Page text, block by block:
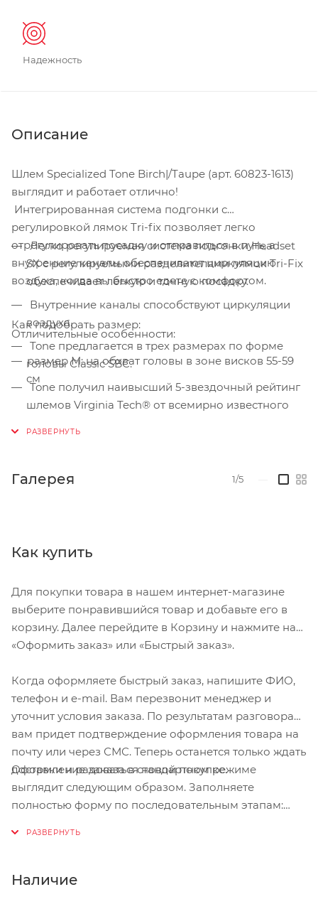
Надежность
Описание
Шлем Specialized Tone Birch|/Taupe (арт. 60823-1613)
выглядит и работает отлично!
Интегрированная система подгонки с
регулировкой лямок Tri-fix позволяет легко
отрегулировать посадку и отправиться в путь, а
внутренние каналы обеспечивают циркуляцию
воздуха, когда вы быстро едете с комфортом.
Отличительные особенности:
Легко регулируемая система подгонки Headset
SX с регулируемыми разделителями лямок Tri-Fix
обеспечивает легкую и точную посадку.
Внутренние каналы способствуют циркуляции
воздуха.
Tone предлагается в трех размерах по форме
головы Classic SBC.
Tone получил наивысший 5-звездочный рейтинг
шлемов Virginia Tech® от всемирно известного
идеальную видимость днем ​​и ночью.
направлениях. Исследования показывают, что это
мозг при угловых ударах.
Готов к использованию датчика столкновения
ANGi (датчик в комплект Не входит).
Как подобрать размер:
размер М: на обхват головы в зоне висков 55-59
см
Галерея 1/5
Как купить
Для покупки товара в нашем интернет-магазине
выберите понравившийся товар и добавьте его в
корзину. Далее перейдите в Корзину и нажмите на
«Оформить заказ» или «Быстрый заказ».
Когда оформляете быстрый заказ, напишите ФИО,
телефон и e-mail. Вам перезвонит менеджер и
уточнит условия заказа. По результатам разговора
вам придет подтверждение оформления товара на
почту или через СМС. Теперь останется только ждать
доставки и радоваться новой покупке.
Оформление заказа в стандартном режиме
выглядит следующим образом. Заполняете
полностью форму по последовательным этапам:
Нажмите кнопку «Оформить заказ».
Наличие